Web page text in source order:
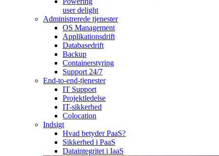
user delight
Administrerede tjenester
OS Management
Applikationsdrift
Databasedrift
Backup
Containerstyring
Support 24/7
End-to-end-tjenester
IT Support
Projektledelse
IT-sikkerhed
Colocation
Indsigt
Hvad betyder PaaS?
Sikkerhed i PaaS
Dataintegritet i IaaS